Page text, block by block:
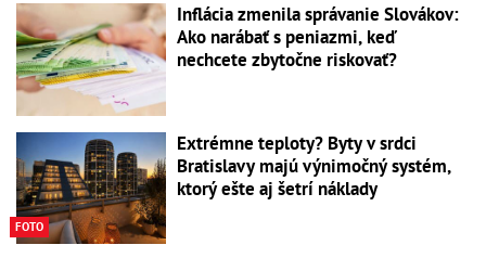
Inflácia zmenila správanie Slovákov:
Ako narábať s peniazmi, keď
nechcete zbytočne riskovať?
FOTO
Extrémne teploty? Byty v srdci
Bratislavy majú výnimočný systém,
ktorý ešte aj šetrí náklady